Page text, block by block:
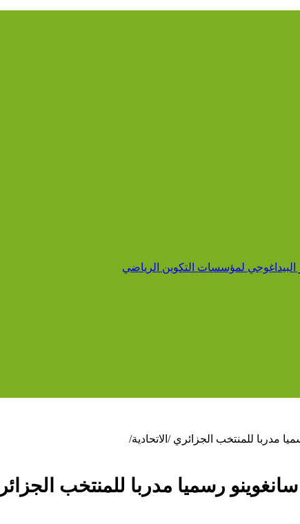
البيداغوجي لمؤسسات التكوين الرياضي
مدربا للمنتخب الجزائري /الاتحادية/
رسميا مدربا للمنتخب